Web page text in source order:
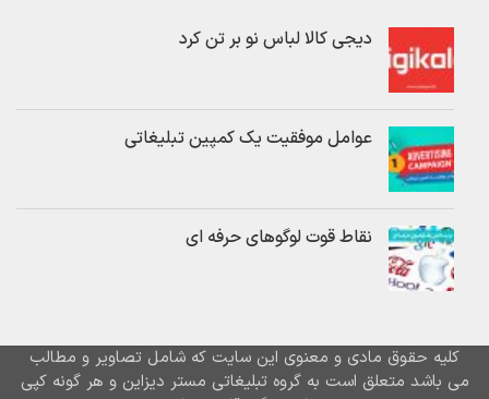
دیجی کالا لباس نو بر تن کرد
عوامل موفقیت یک کمپین تبلیغاتی
نقاط قوت لوگوهای حرفه ای
کلیه حقوق مادی و معنوی این سایت که شامل تصاویر و مطالب
می باشد متعلق است به گروه تبلیغاتی مستر دیزاین و هر گونه کپی